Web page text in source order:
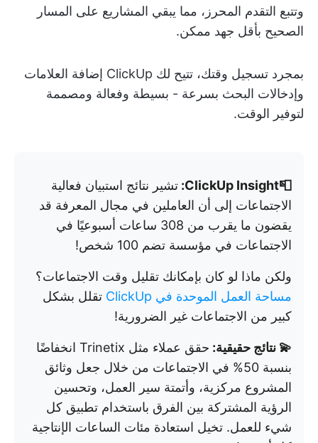
وتتبع التقدم المحرز، مما يبقي المشاريع على المسار
الصحيح بأقل جهد ممكن.
بمجرد تسجيل وقتك، تتيح لك ClickUp إضافة العلامات
وإدخالات البحث بسرعة - بسيطة وفعالة ومصممة
لتوفير الوقت.
📮ClickUp Insight:
تشير نتائج استبيان فعالية
الاجتماعات إلى أن العاملين في مجال المعرفة قد
يقضون ما يقرب من 308 ساعات أسبوعيًا في
الاجتماعات في مؤسسة تضم 100 شخص!
ولكن ماذا لو كان بإمكانك تقليل وقت الاجتماعات؟
مساحة العمل الموحدة في ClickUp
تقلل بشكل
كبير من الاجتماعات غير الضرورية!
💫 نتائج حقيقية:
حقق عملاء مثل Trinetix انخفاضًا
بنسبة 50% في الاجتماعات من خلال جعل وثائق
المشروع مركزية، وأتمتة سير العمل، وتحسين
الرؤية المشتركة بين الفرق باستخدام تطبيق كل
شيء للعمل. تخيل استعادة مئات الساعات الإنتاجية